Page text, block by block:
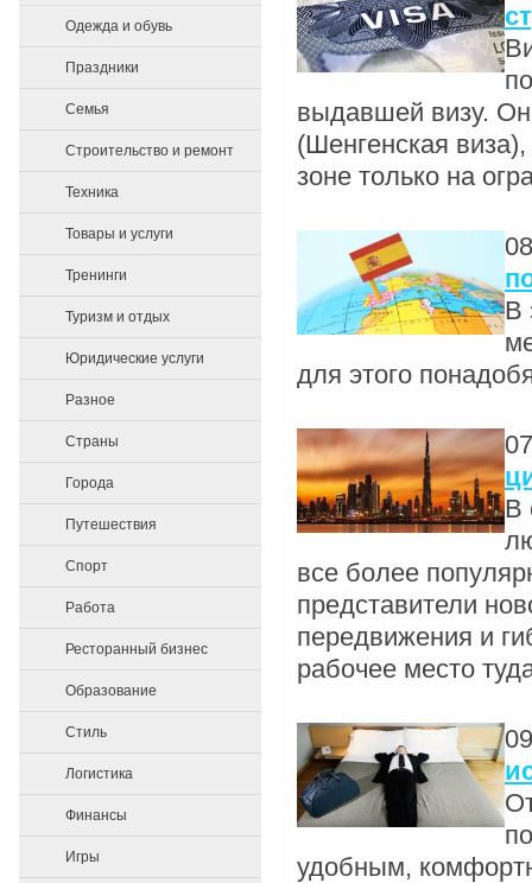
Одежда и обувь
Праздники
Семья
Строительство и ремонт
Техника
Товары и услуги
Тренинги
Туризм и отдых
Юридические услуги
Разное
Страны
Города
Путешествия
Спорт
Работа
Ресторанный бизнес
Образование
Стиль
Логистика
Финансы
Игры
выдавшей визу.
(Шенгенская
зоне только на
В
для этого
В
все более
представители
передвижения и
рабочее место
удобным,